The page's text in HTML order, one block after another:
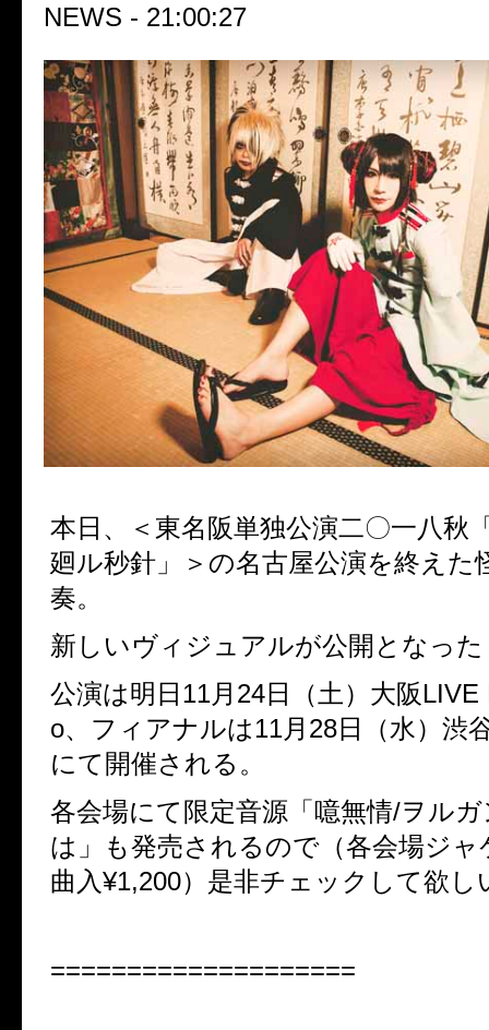
NEWS - 21:00:27
本日、＜東名阪単独公演二〇一八秋
廻ル秒針」＞の名古屋公演を終えた
奏。
新しいヴィジュアルが公開となった
公演は明日11月24日（土）大阪LIVE
o、フィアナルは11月28日（水）渋
にて開催される。
各会場にて限定音源「噫無情/ヲル
は」も発売されるので（各会場ジャ
曲入¥1,200）是非チェックして欲し
====================